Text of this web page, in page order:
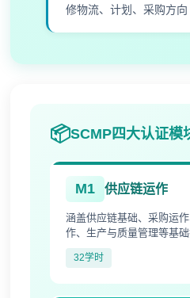
修物流、计划、采购方向
SCMP四大认证模
M1 供应链运作
涵盖供应链基础、采购运
作、生产与质量管理等基
32学时